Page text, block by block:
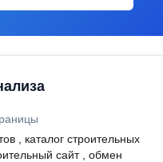
, каталог строительных
сайт , обмен